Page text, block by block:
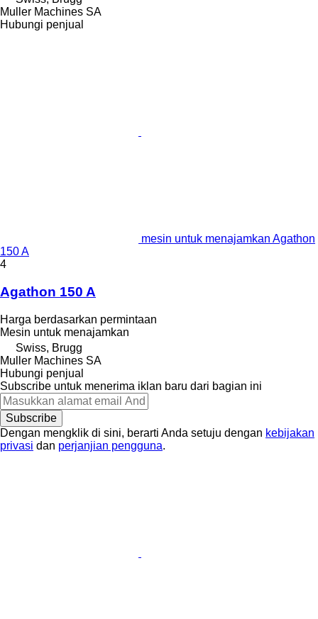
Muller Machines SA
Hubungi penjual
mesin untuk menajamkan Agathon
150 A
4
Agathon 150 A
Harga berdasarkan permintaan
Mesin untuk menajamkan
Swiss, Brugg
Muller Machines SA
Hubungi penjual
Subscribe untuk menerima iklan baru dari bagian ini
Subscribe
Dengan mengklik di sini, berarti Anda setuju dengan kebijakan
privasi dan perjanjian pengguna.